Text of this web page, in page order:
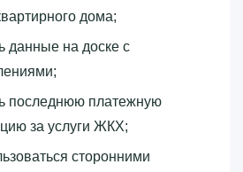
дома;
данные на доске с
последнюю платежную
за услуги ЖКХ;
сторонними